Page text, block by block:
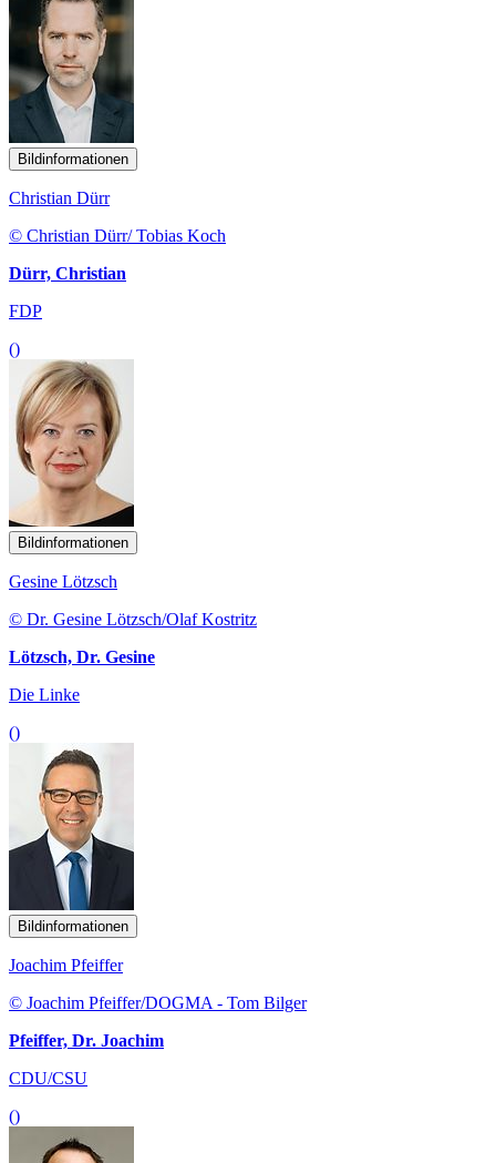
Bildinformationen
Christian Dürr
© Christian Dürr/ Tobias Koch
Dürr, Christian
FDP
()
Bildinformationen
Gesine Lötzsch
© Dr. Gesine Lötzsch/Olaf Kostritz
Lötzsch, Dr. Gesine
Die Linke
()
Bildinformationen
Joachim Pfeiffer
© Joachim Pfeiffer/DOGMA - Tom Bilger
Pfeiffer, Dr. Joachim
CDU/CSU
()